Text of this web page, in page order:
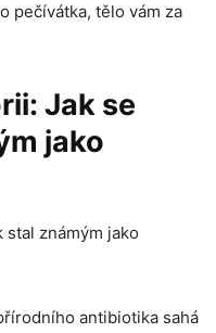
pečívátka, tělo ​vám za
Jak se
jako‍
známým ⁤jako⁢
antibiotika sahá